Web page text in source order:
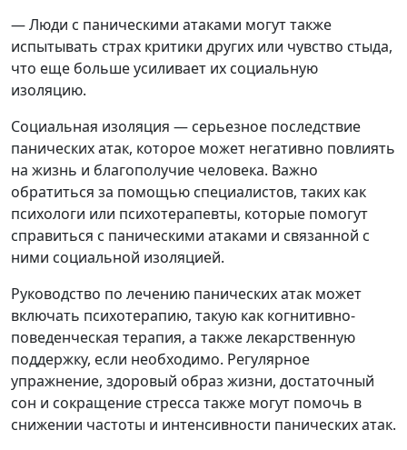
— Люди с паническими атаками могут также
испытывать страх критики других или чувство стыда,
что еще больше усиливает их социальную
изоляцию.
Социальная изоляция — серьезное последствие
панических атак, которое может негативно повлиять
на жизнь и благополучие человека. Важно
обратиться за помощью специалистов, таких как
психологи или психотерапевты, которые помогут
справиться с паническими атаками и связанной с
ними социальной изоляцией.
Руководство по лечению панических атак может
включать психотерапию, такую как когнитивно-
поведенческая терапия, а также лекарственную
поддержку, если необходимо. Регулярное
упражнение, здоровый образ жизни, достаточный
сон и сокращение стресса также могут помочь в
снижении частоты и интенсивности панических атак.